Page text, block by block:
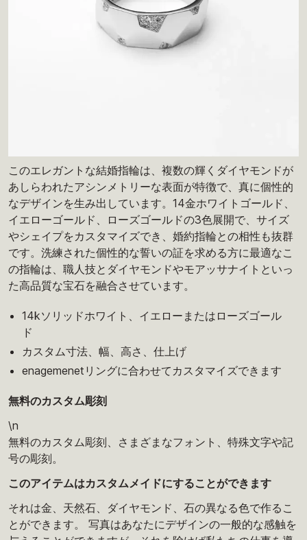
このエレガントな結婚指輪は、複数の輝くダイヤモンドが
あしらわれたアシンメトリーな表面が特徴で、真に個性的
なデザインを生み出しています。14金ホワイトゴールド、
イエローゴールド、ローズゴールドの3色展開で、サイズ
やシェイプをカスタマイズでき、婚約指輪との相性も抜群
です。洗練された個性的な誓いの証を求める方に最適なこ
の指輪は、職人技とダイヤモンドやモアッサナイトといっ
た高品質な宝石を融合させています。
14kソリッドホワイト、イエローまたはローズゴール
ド
カスタム寸法、幅、高さ、仕上げ
enagemenetリングに合わせてカスタマイズできます
無料のカスタム彫刻
\n
無料のカスタム彫刻、さまざまなフォント、特殊文字や記
号の彫刻。
このアイテムはカスタムメイドにすることができます
それは金、天然石、ダイヤモンド、石の異なる色で作るこ
とができます。 写真はあなたにデザインの一般的な感触を